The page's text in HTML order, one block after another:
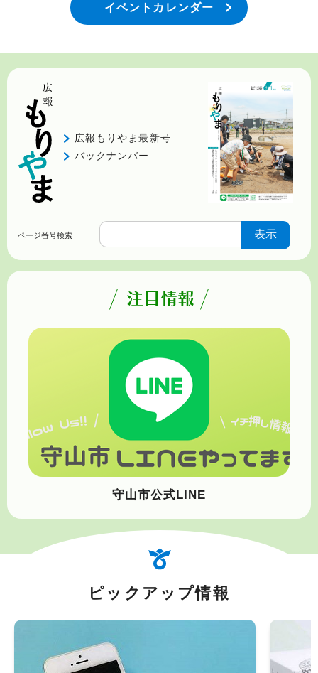
イベントカレンダー
広報もりやま最新号
バックナンバー
ページ番号検索
守山市公式LINE
ピックアップ情報